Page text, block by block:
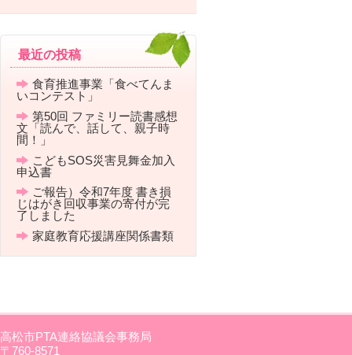
最近の投稿
食育推進事業「食べてんま
いコンテスト」
第50回 ファミリー読書感想
文「読んで、話して、親子時
間！」
こどもSOS災害見舞金加入
申込書
ご報告）令和7年度 書き損
じはがき回収事業の寄付が完
了しました
家庭教育応援講座関係書類
高松市PTA連絡協議会事務局
〒760-8571